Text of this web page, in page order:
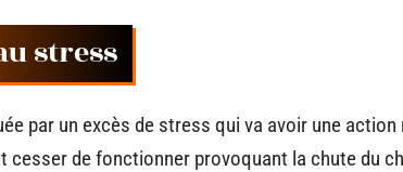
stress
par un excès de stress qui va avoir une
cesser de fonctionner provoquant la chute du